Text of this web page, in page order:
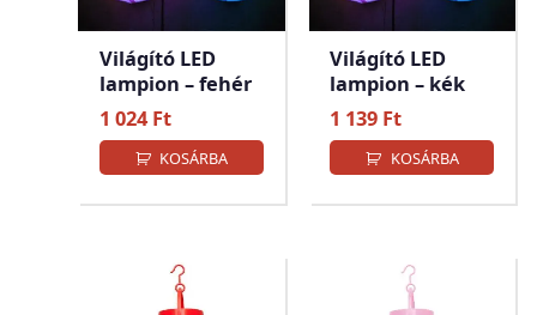
Világító LED
lampion – fehér
1 024Ft
KOSÁRBA
Világító LED
lampion – kék
1 139 Ft
KOSÁRBA